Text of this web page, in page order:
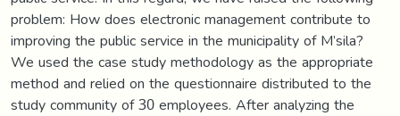
problem: How does electronic management contribute to
improving the public service in the municipality of M’sila?
We used the case study methodology as the appropriate
method and relied on the questionnaire distributed to the
study community of 30 employees. After analyzing the